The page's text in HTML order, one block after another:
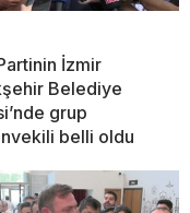
İzmir
Belediye
grup
belli oldu